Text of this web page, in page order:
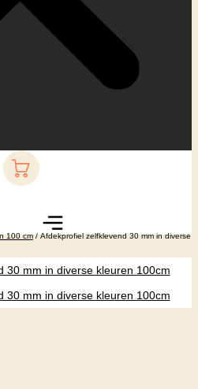
100 cm/ Afdekprofiel zelfklevend 30 mm in diverse